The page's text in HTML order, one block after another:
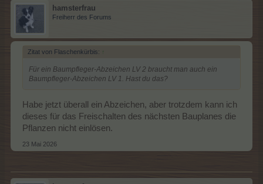
hamsterfrau
Freiherr des Forums
Zitat von Flaschenkürbis: ↑
Für ein Baumpfleger-Abzeichen LV 2 braucht man auch ein
Baumpfleger-Abzeichen LV 1. Hast du das?
Habe jetzt überall ein Abzeichen, aber trotzdem kann ich
dieses für das Freischalten des nächsten Bauplanes die
Pflanzen nicht einlösen.
23 Mai 2026